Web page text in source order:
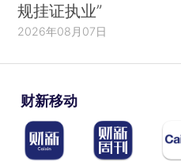
规挂证执业”
2026年08月07日
财新移动